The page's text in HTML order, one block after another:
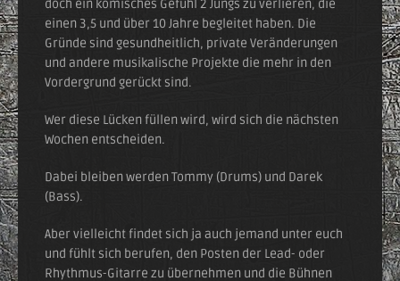
doch ein komisches Gefühl 2 Jungs zu verlieren, die
einen 3,5 und über 10 Jahre begleitet haben. Die
Gründe sind gesundheitlich, private Veränderungen
und andere musikalische Projekte die mehr in den
Vordergrund gerückt sind.
Wer diese Lücken füllen wird, wird sich die nächsten
Wochen entscheiden.
Dabei bleiben werden Tommy (Drums) und Darek
(Bass).
Aber vielleicht findet sich ja auch jemand unter euch
und fühlt sich berufen, den Posten der Lead- oder
Rhythmus-Gitarre zu übernehmen und die Bühnen